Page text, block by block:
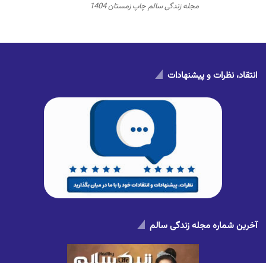
مجله زندگی سالم چاپ زمستان 1404
انتقاد، نظرات و پیشنهادات
آخرین شماره مجله زندگی سالم